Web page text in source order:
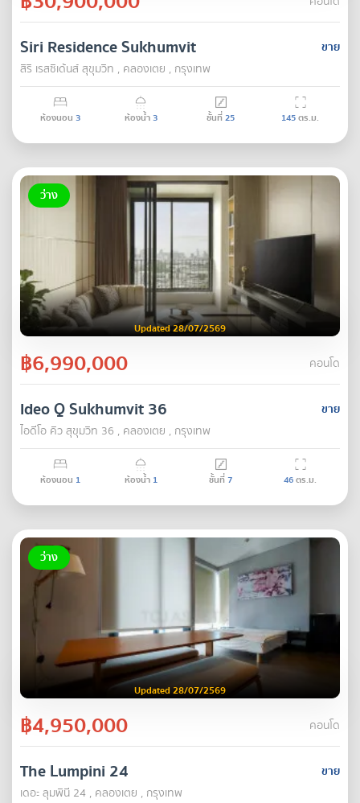
ขาย
Siri Residence Sukhumvit
สิริ เรสซิเด้นส์ สุขุมวิท , คลองเตย , กรุงเทพ
ห้องนอน 3 ห้องน้ำ3 ชั้นที่25 145ตร.ม.
ว่าง
Updated 28/07/2569
฿6,990,000 คอนโด
ขาย
Ideo Q Sukhumvit 36
ไอดีโอ คิว สุขุมวิท 36 , คลองเตย , กรุงเทพ
ห้องนอน 1 ห้องน้ำ 1 ชั้นที่7 46ตร.ม.
ว่าง
Updated 28/07/2569
฿4,950,000 คอนโด
ขาย
The Lumpini 24
เดอะ ลุมพินี 24 , คลองเตย , กรุงเทพ